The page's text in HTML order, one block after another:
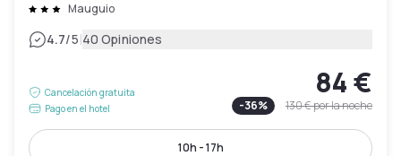
Mauguio
4.7/5|40 Opiniones
Cancelación gratuita
Pago en el hotel
84 €
-36% 130 €por la noche
10h - 17h